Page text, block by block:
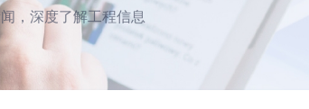
，深度了解工程信息